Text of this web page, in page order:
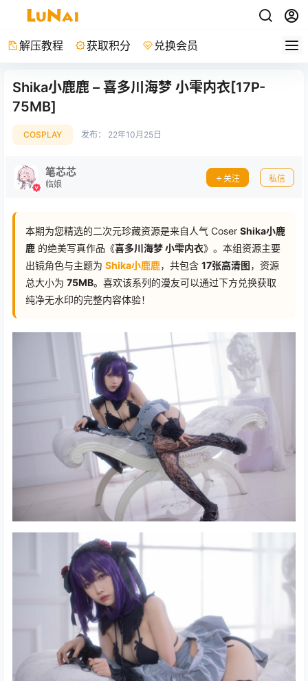
解压教程 获取积分 兑换会员
Shika小鹿鹿 – 喜多川海梦 小雫内衣[17P-
75MB]
COSPLAY 发布： 22年10月25日
笔芯芯
临娘
关注 私信
本期为您精选的二次元珍藏资源是来自人气 Coser Shika小鹿
鹿 的绝美写真作品《喜多川海梦 小雫内衣》。本组资源主要
出镜角色与主题为 Shika小鹿鹿，共包含 17张高清图，资源
总大小为 75MB。喜欢该系列的漫友可以通过下方兑换获取
纯净无水印的完整内容体验！